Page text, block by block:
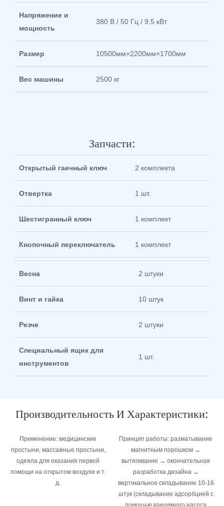
Напряжение и
мощность
380 В / 50 Гц / 9,5 кВт
Размер 10500мм×2200мм×1700мм
Вес машины 2500 кг
Запчасти:
Открытый гаечный ключ 2 комплекта
Отвертка 1 шт.
Шестигранный ключ 1 комплект
Кнопочный переключатель 1 комплект
Весна 2 штуки
Винт и гайка 10 штук
Резче 2 штуки
Специальный ящик для
инструментов
1 шт.
Производительность И Характеристики:
Применение: медицинские
простыни, массажные простыни,
одеяла для оказания первой
помощи на открытом воздухе и т.
д.
Принцип работы: разматывание
магнитным порошком →
вытягивание → окончательная
разработка дизайна →
вертикальное складывание 10-16
штук (складывание адсорбцией с